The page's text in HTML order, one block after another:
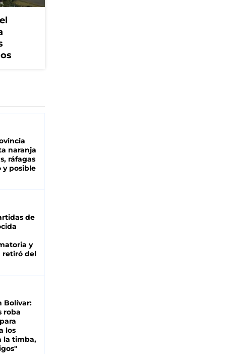
naranja
ráfagas
y posible
de
y
retiró del
Bolívar:
roba
los
la timba,